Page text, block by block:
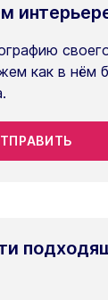
как в нём